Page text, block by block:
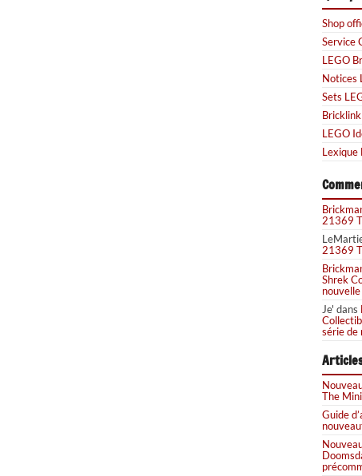
Shop
Service
LEGO
Notices
Sets
Bricklink
LEGO
Lexique
21369
21369
Shrek
Je' dans
série de
The
Guide